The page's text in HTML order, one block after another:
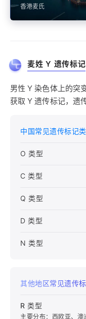
香港麦氏
麦姓 Y 遗传标记
男性 Y 染色体上的突
获取 Y 遗传标记，遗
其他地区常见遗传
R 类型
主要分布：西欧亚、澳
中国常见遗传标记
O 类型
C 类型
Q 类型
D 类型
N 类型